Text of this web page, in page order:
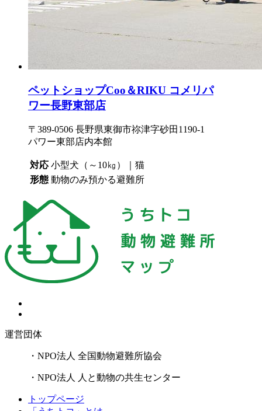
ペットショップCoo＆RIKU コメリパ
ワー長野東部店
〒389-0506 長野県東御市祢津字砂田1190-1
パワー東部店内本館
対応 小型犬（～10㎏）｜猫
形態 動物のみ預かる避難所
運営団体
・NPO法人 全国動物避難所協会
・NPO法人 人と動物の共生センター
トップページ